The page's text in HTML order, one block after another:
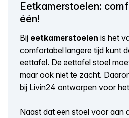
Eetkamerstoelen:
één!
Bij eetkamerstoelen is het
comfortabel langere tijd kunt
eettafel. De eettafel stoel
maar ook niet te zacht.
bij Livin24 ontworpen voor
Naast dat een stoel voor aan